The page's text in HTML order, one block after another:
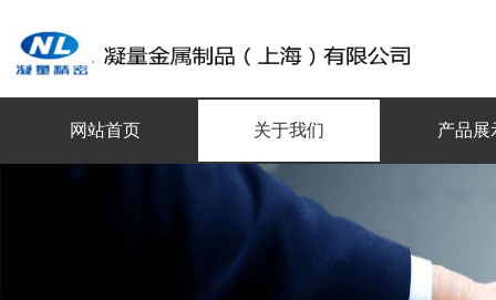
网站首页 关于我们 产品展